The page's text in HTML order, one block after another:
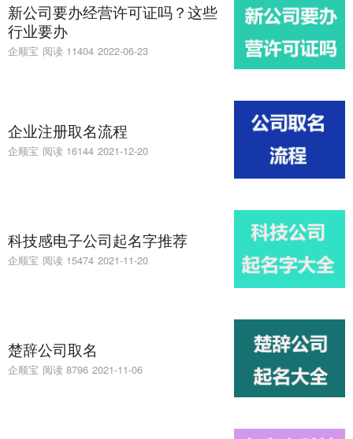
新公司要办经营许可证吗？这些
行业要办
企顺宝 阅读 11404 2022-06-23
企业注册取名流程
企顺宝 阅读 16144 2021-12-20
科技感电子公司起名字推荐
企顺宝 阅读 15474 2021-11-20
楚辞公司取名
企顺宝 阅读 8796 2021-11-06